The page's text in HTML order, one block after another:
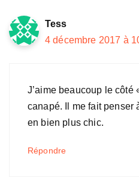
Tess
4 décembre 2017 à
J’aime beaucoup le côté
canapé. Il me fait penser
en bien plus chic.
Répondre